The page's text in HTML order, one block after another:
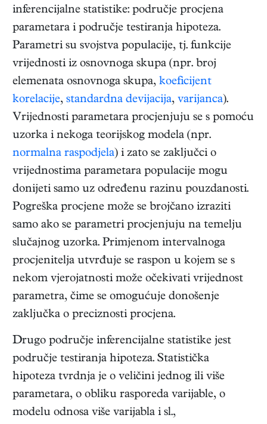
inferencijalne statistike: područje procjena
parametara i područje testiranja hipoteza.
Parametri su svojstva populacije, tj. funkcije
vrijednosti iz osnovnoga skupa (npr. broj
elemenata osnovnoga skupa, koeficijent
korelacije, standardna devijacija, varijanca).
Vrijednosti parametara procjenjuju se s pomoću
uzorka i nekoga teorijskog modela (npr.
normalna raspodjela) i zato se zaključci o
vrijednostima parametara populacije mogu
donijeti samo uz određenu razinu pouzdanosti.
Pogreška procjene može se brojčano izraziti
samo ako se parametri procjenjuju na temelju
slučajnog uzorka. Primjenom intervalnoga
procjenitelja utvrđuje se raspon u kojem se s
nekom vjerojatnosti može očekivati vrijednost
parametra, čime se omogućuje donošenje
zaključka o preciznosti procjena.
Drugo područje inferencijalne statistike jest
područje testiranja hipoteza. Statistička
hipoteza tvrdnja je o veličini jednog ili više
parametara, o obliku rasporeda varijable, o
modelu odnosa više varijabla i sl.,